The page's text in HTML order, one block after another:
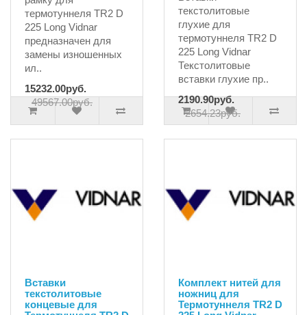
термотуннеля TR2 D
225 Long Vidnar
предназначен для
замены изношенных
ил..
15232.00руб.
49567.00руб.
текстолитовые
глухие для
термотуннеля TR2 D
225 Long Vidnar
Текстолитовые
вставки глухие пр..
2190.90руб.
2654.23руб.
Вставки
текстолитовые
концевые для
Комплект нитей для
ножниц для
Термотуннеля TR2 D